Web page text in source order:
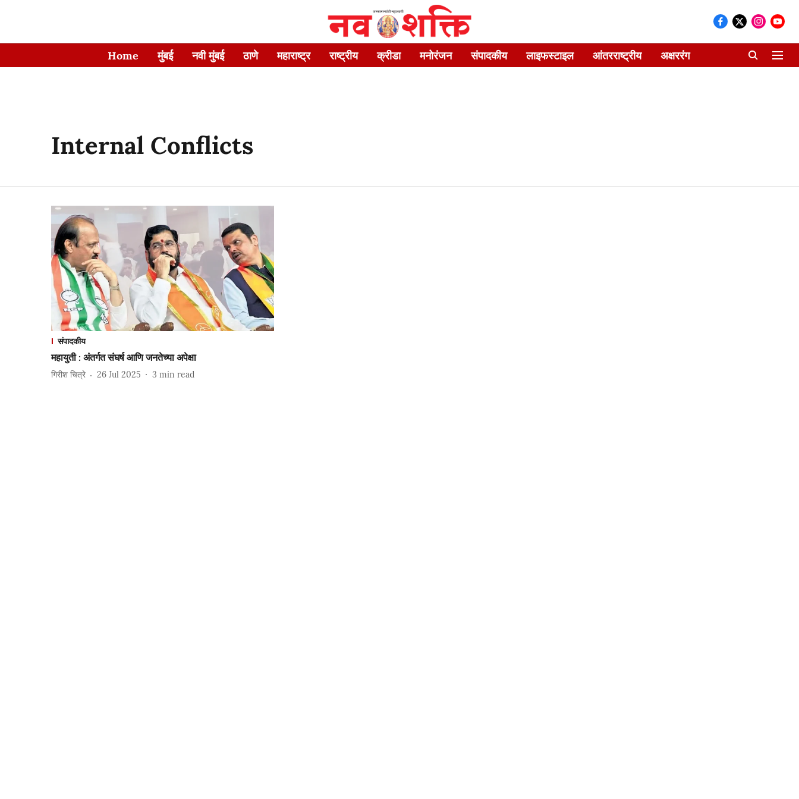
Home मुंबई नवी मुंबई ठाणे महाराष्ट्र राष्ट्रीय क्रीडा मनोरंजन संपादकीय लाइफस्टाइल आंतरराष्ट्रीय अक्षररंग
Internal Conflicts
संपादकीय
महायुती : अंतर्गत संघर्ष आणि जनतेच्या अपेक्षा
गिरीश चित्रे 26 Jul 2025 3 min read